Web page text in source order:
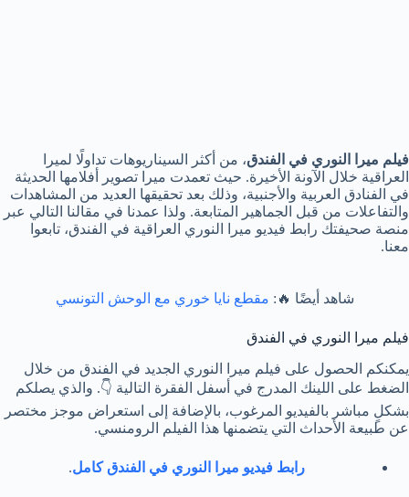
فيلم ميرا النوري في الفندق، من أكثر السيناريوهات تداولًا لميرا
العراقية خلال الآونة الأخيرة. حيث تعمدت ميرا تصوير أفلامها الحديثة
في الفنادق العربية والأجنبية، وذلك بعد تحقيقها العديد من المشاهدات
والتفاعلات من قبل الجماهير المتابعة. ولذا عمدنا في مقالنا التالي عبر
منصة صحيفتك رابط فيديو ميرا النوري العراقية في الفندق، تابعوا
معنا.
شاهد أيضًا 🔥: مقطع نايا خوري مع الوحش التونسي
فيلم ميرا النوري في الفندق
يمكنكم الحصول على فيلم ميرا النوري الجديد في الفندق من خلال
الضغط على اللينك المدرج في أسفل الفقرة التالية 👇. والذي يصلكم
بشكلٍ مباشر بالفيديو المرغوب، بالإضافة إلى استعراض موجز مختصر
عن طبيعة الأحداث التي يتضمنها هذا الفيلم الرومنسي.
رابط فيديو ميرا النوري في الفندق كامل.